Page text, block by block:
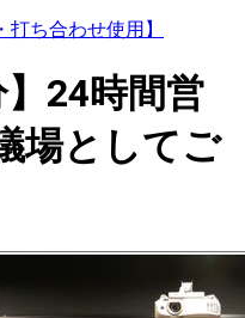
ち合わせ使用】
】24時間営
場としてご